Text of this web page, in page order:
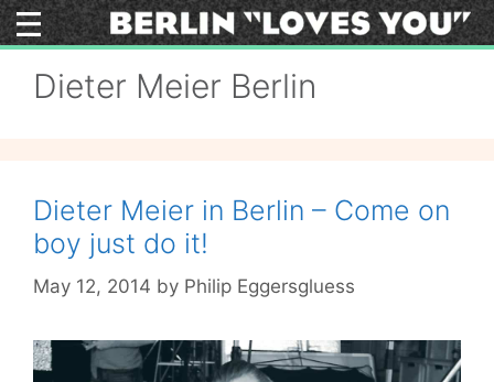
Skip
to
Dieter Meier Berlin
Dieter Meier in Berlin – Come on
boy just do it!
May 12, 2014 by Philip Eggersgluess